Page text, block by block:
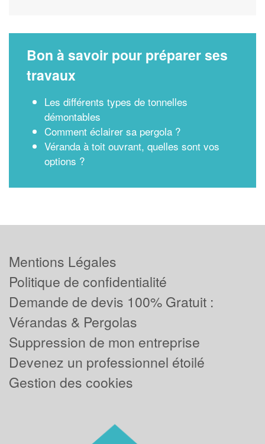
Bon à savoir pour préparer ses
travaux
Les différents types de tonnelles
démontables
Comment éclairer sa pergola ?
Véranda à toit ouvrant, quelles sont vos
options ?
Mentions Légales
Politique de confidentialité
Demande de devis 100% Gratuit :
Vérandas & Pergolas
Suppression de mon entreprise
Devenez un professionnel étoilé
Gestion des cookies